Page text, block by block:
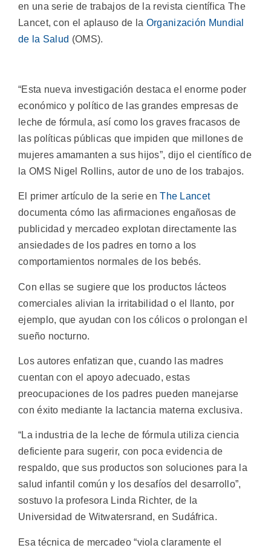
en una serie de trabajos de la revista científica The
Lancet, con el aplauso de la Organización Mundial
de la Salud (OMS).
“Esta nueva investigación destaca el enorme poder
económico y político de las grandes empresas de
leche de fórmula, así como los graves fracasos de
las políticas públicas que impiden que millones de
mujeres amamanten a sus hijos”, dijo el científico de
la OMS Nigel Rollins, autor de uno de los trabajos.
El primer artículo de la serie enThe Lancet
documenta cómo las afirmaciones engañosas de
publicidad y mercadeo explotan directamente las
ansiedades de los padres en torno a los
comportamientos normales de los bebés.
Con ellas se sugiere que los productos lácteos
comerciales alivian la irritabilidad o el llanto, por
ejemplo, que ayudan con los cólicos o prolongan el
sueño nocturno.
Los autores enfatizan que, cuando las madres
cuentan con el apoyo adecuado, estas
preocupaciones de los padres pueden manejarse
con éxito mediante la lactancia materna exclusiva.
“La industria de la leche de fórmula utiliza ciencia
deficiente para sugerir, con poca evidencia de
respaldo, que sus productos son soluciones para la
salud infantil común y los desafíos del desarrollo”,
sostuvo la profesora Linda Richter, de la
Universidad de Witwatersrand, en Sudáfrica.
Esa técnica de mercadeo “viola claramente el